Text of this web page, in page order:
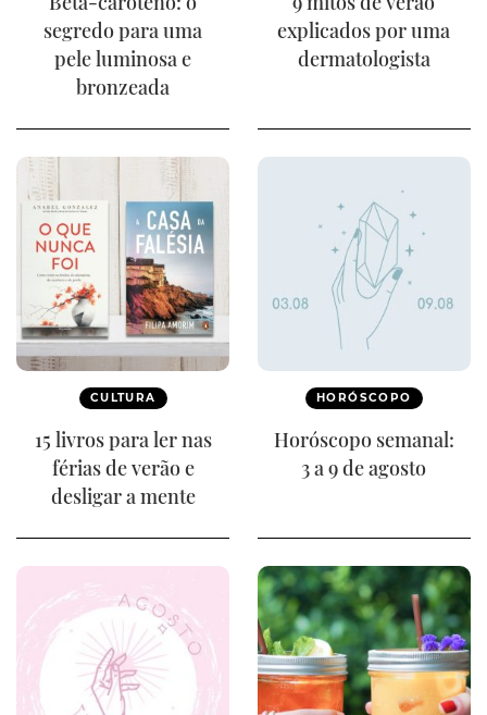
segredo para uma
pele luminosa e
bronzeada
explicados por uma
dermatologista
CULTURA
15 livros para ler nas
férias de verão e
desligar a mente
HORÓSCOPO
Horóscopo semanal:
3 a 9 de agosto